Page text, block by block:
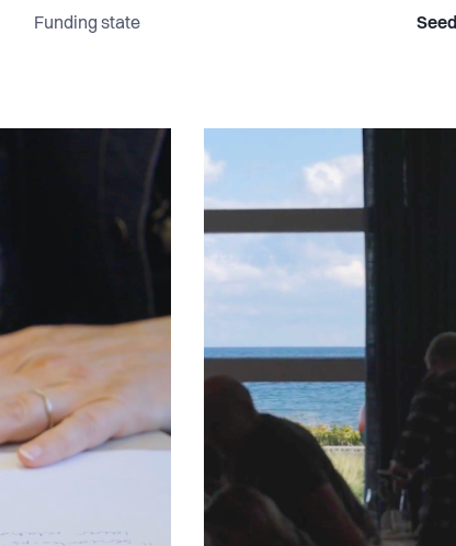
Funding state Seed